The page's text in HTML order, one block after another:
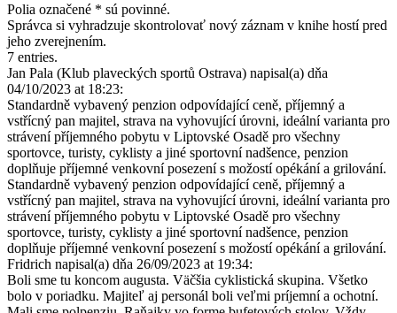
Polia označené * sú povinné.
Správca si vyhradzuje skontrolovať nový záznam v knihe hostí pred
jeho zverejnením.
7 entries.
Jan Pala (Klub plaveckých sportů Ostrava) napisal(a) dňa
04/10/2023 at 18:23:
Standardně vybavený penzion odpovídající ceně, příjemný a
vstřícný pan majitel, strava na vyhovující úrovni, ideální varianta pro
strávení příjemného pobytu v Liptovské Osadě pro všechny
sportovce, turisty, cyklisty a jiné sportovní nadšence, penzion
doplňuje příjemné venkovní posezení s možostí opékání a grilování.
Standardně vybavený penzion odpovídající ceně, příjemný a
vstřícný pan majitel, strava na vyhovující úrovni, ideální varianta pro
strávení příjemného pobytu v Liptovské Osadě pro všechny
sportovce, turisty, cyklisty a jiné sportovní nadšence, penzion
doplňuje příjemné venkovní posezení s možostí opékání a grilování.
Fridrich napisal(a) dňa 26/09/2023 at 19:34:
Boli sme tu koncom augusta. Väčšia cyklistická skupina. Všetko
bolo v poriadku. Majiteľ aj personál boli veľmi príjemní a ochotní.